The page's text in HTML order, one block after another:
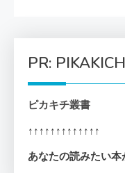
PR:
ピカキチ叢書
↑↑↑↑↑↑↑↑↑↑↑↑↑
あなたの読みたい本